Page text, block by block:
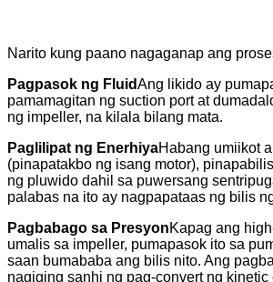
Narito kung paano nagaganap ang
Pagpasok ng FluidAng likido ay
pamamagitan ng suction port at
ng impeller, na kilala bilang mata.
Paglilipat ng EnerhiyaHabang umiikot
(pinapatakbo ng isang motor),
ng pluwido dahil sa puwersang
palabas na ito ay nagpapataas ng bilis
Pagbabago sa PresyonKapag ang
umalis sa impeller, pumapasok ito sa
saan bumababa ang bilis nito. Ang
nagiging sanhi ng pag-convert ng